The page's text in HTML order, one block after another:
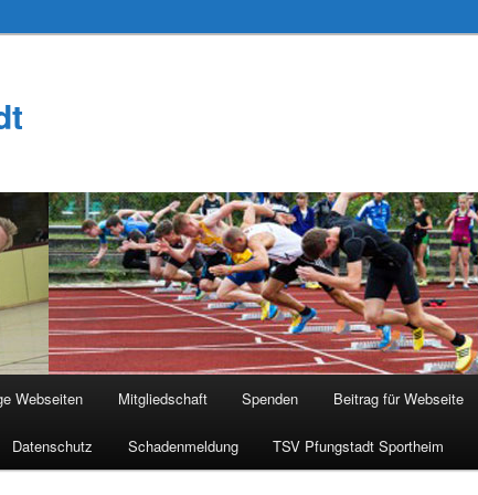
Webseiten Mitgliedschaft Spenden Beitrag für Webseite
Datenschutz Schadenmeldung TSV Pfungstadt Sportheim